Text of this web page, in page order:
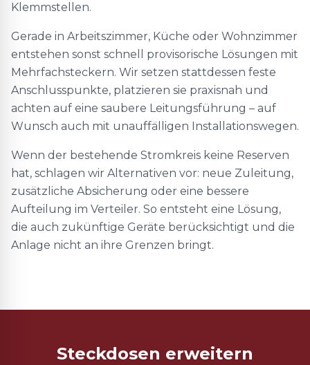
Klemmstellen.
Gerade in Arbeitszimmer, Küche oder Wohnzimmer
entstehen sonst schnell provisorische Lösungen mit
Mehrfachsteckern. Wir setzen stattdessen feste
Anschlusspunkte, platzieren sie praxisnah und
achten auf eine saubere Leitungsführung – auf
Wunsch auch mit unauffälligen Installationswegen.
Wenn der bestehende Stromkreis keine Reserven
hat, schlagen wir Alternativen vor: neue Zuleitung,
zusätzliche Absicherung oder eine bessere
Aufteilung im Verteiler. So entsteht eine Lösung,
die auch zukünftige Geräte berücksichtigt und die
Anlage nicht an ihre Grenzen bringt.
Steckdosen erweitern